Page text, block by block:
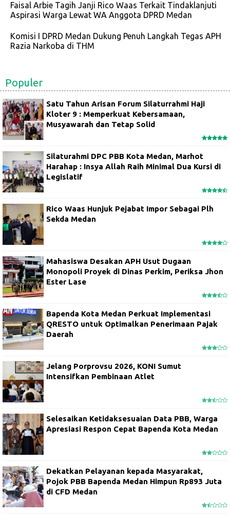
Faisal Arbie Tagih Janji Rico Waas Terkait Tindaklanjuti
Aspirasi Warga Lewat WA Anggota DPRD Medan
Komisi I DPRD Medan Dukung Penuh Langkah Tegas APH
Razia Narkoba di THM
Populer
Satu Tahun Arisan Forum Silaturrahmi Haji
Kloter 9 : Memperkuat Kebersamaan,
Musyawarah dan Tetap Solid
Silaturahmi DPC PBB Kota Medan, Marhot
Harahap : Insya Allah Raih Minimal Dua Kursi di
Legislatif
Rico Waas Hunjuk Pejabat Impor Sebagai Plh
Sekda Medan
Mahasiswa Desakan APH Usut Dugaan
Monopoli Proyek di Dinas Perkim, Periksa Jhon
Ester Lase
Bapenda Kota Medan Perkuat Implementasi
QRESTO untuk Optimalkan Penerimaan Pajak
Daerah
Jelang Porprovsu 2026, KONI Sumut
Intensifkan Pembinaan Atlet
Selesaikan Ketidaksesuaian Data PBB, Warga
Apresiasi Respon Cepat Bapenda Kota Medan
Dekatkan Pelayanan kepada Masyarakat,
Pojok PBB Bapenda Medan Himpun Rp893 Juta
di CFD Medan